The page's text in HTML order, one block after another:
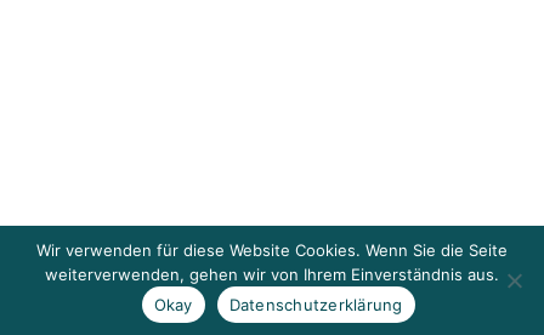
Wir verwenden für diese Website Cookies. Wenn Sie die Seite
weiterverwenden, gehen wir von Ihrem Einverständnis aus.
Okay
Datenschutzerklärung